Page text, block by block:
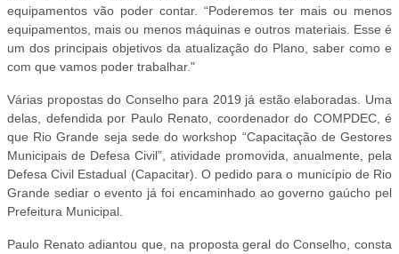
equipamentos vão poder contar. “Poderemos ter mais ou menos
equipamentos, mais ou menos máquinas e outros materiais. Esse é
um dos principais objetivos da atualização do Plano, saber como e
com que vamos poder trabalhar."
Várias propostas do Conselho para 2019 já estão elaboradas. Uma
delas, defendida por Paulo Renato, coordenador do COMPDEC, é
que Rio Grande seja sede do workshop “Capacitação de Gestores
Municipais de Defesa Civil”, atividade promovida, anualmente, pela
Defesa Civil Estadual (Capacitar). O pedido para o município de Rio
Grande sediar o evento já foi encaminhado ao governo gaúcho pel
Prefeitura Municipal.
Paulo Renato adiantou que, na proposta geral do Conselho, consta